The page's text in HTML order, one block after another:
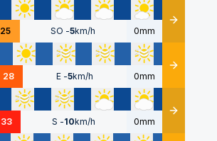
25 SO -5km/h 0mm Détails
28 E -5km/h 0mm Détails
33 S -10km/h 0mm Détails